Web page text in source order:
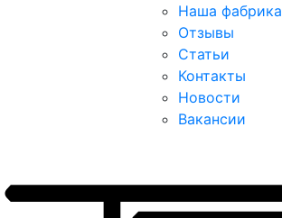
Наша фабрика
Отзывы
Статьи
Контакты
Новости
Вакансии